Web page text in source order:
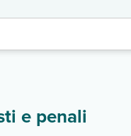
e penali